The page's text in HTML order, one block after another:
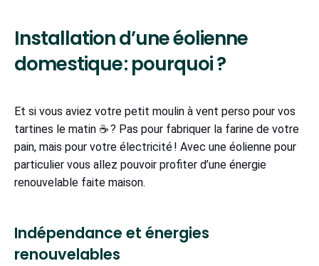
Installation d’une éolienne
domestique : pourquoi ?
Et si vous aviez votre petit moulin à vent perso pour vos
tartines le matin ☕ ? Pas pour fabriquer la farine de votre
pain, mais pour votre électricité ! Avec une éolienne pour
particulier vous allez pouvoir profiter d’une énergie
renouvelable faite maison.
Indépendance et énergies
renouvelables